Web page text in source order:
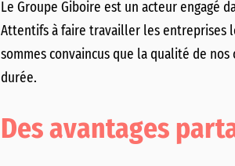
Le Groupe Giboire est un acteur engagé
Attentifs à faire travailler les entreprises
sommes convaincus que la qualité de
durée.
Des avantages